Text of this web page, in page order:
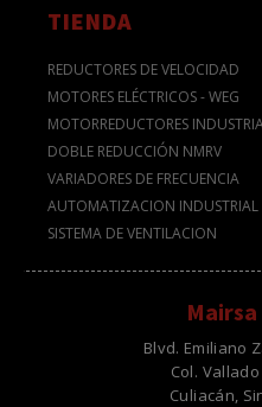
TIENDA
REDUCTORES DE VELOCIDAD
MOTORES ELÉCTRICOS - WEG
MOTORREDUCTORES
DOBLE REDUCCIÓN NMRV
VARIADORES DE FRECUENCIA
AUTOMATIZACION INDUSTRIAL
SISTEMA DE VENTILACION
Blvd. Emiliano
Col.
Culiacán,